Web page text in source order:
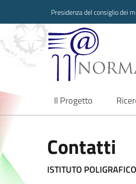
Presidenza del consiglio dei
Il Progetto
current
Contatti
ISTITUTO